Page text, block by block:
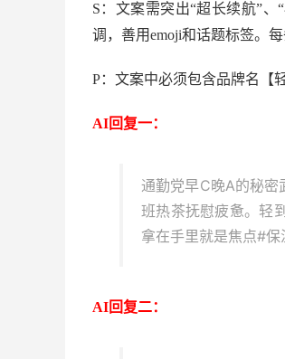
S：文案需突出“超长续航”
调，善用emoji和话题标签。每
P：文案中必须包含品牌名【
AI回复一：
通勤党早C晚A的秘密
班热茶抚慰疲惫。轻
拿在手里就是焦点#
AI回复二：